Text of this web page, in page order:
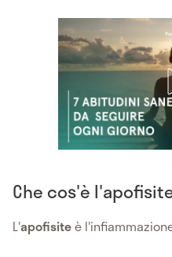
Che cos'è
L'apofisiteè